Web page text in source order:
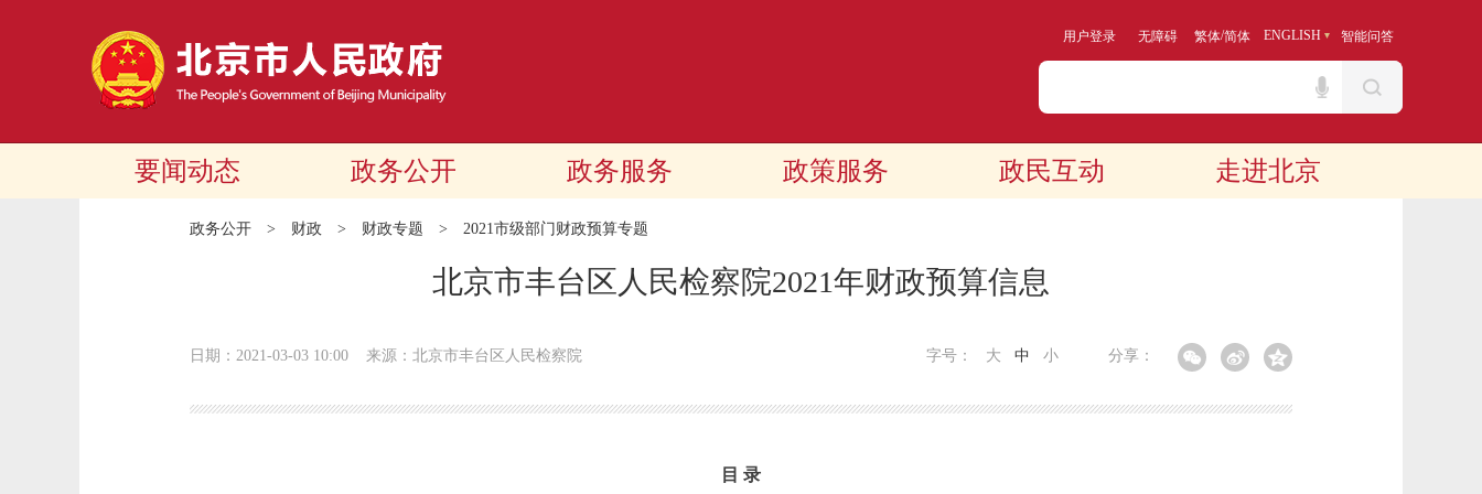
用户登录 无障碍 繁体/简体 ENGLISH 智能问答
要闻动态 政务公开 政务服务 政策服务 政民互动 走进北京
政务公开 > 财政 > 财政专题 > 2021市级部门财政预算专题
北京市丰台区人民检察院2021年财政预算信息
日期：2021-03-03 10:00 来源：北京市丰台区人民检察院 分享：
字号： 大 中 小
目 录